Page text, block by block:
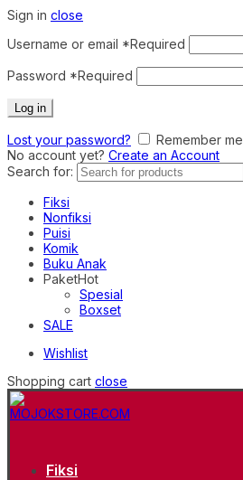
Sign in close
Username or email *Required
Password *Required
Log in
Lost your password?
Remember me
No account yet? Create an Account
Search for:
Fiksi
Nonfiksi
Puisi
Komik
Buku Anak
PaketHot
Spesial
Boxset
SALE
Wishlist
Shopping cart close
Fiksi